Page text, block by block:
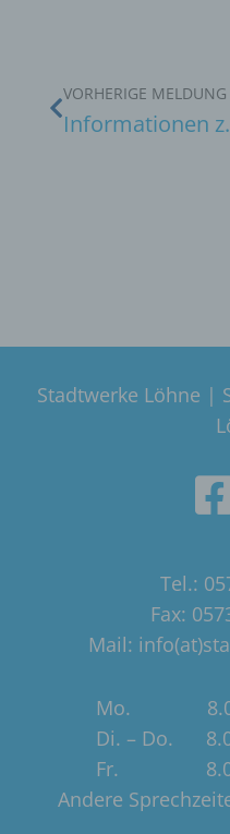
VORHERIGE MELDUNG
Stadtwerke Löhne |
Tel.:
Fax:
Mail:
Mo. 8.00
Di. – Do.
Fr. 8.00
Andere